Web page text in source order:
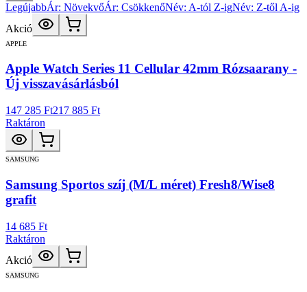
LegújabbÁr: NövekvőÁr: CsökkenőNév: A-tól Z-igNév: Z-től A-ig
Akció
APPLE
Apple Watch Series 11 Cellular 42mm Rózsaarany -
Új visszavásárlásból
147 285 Ft217 885 Ft
Raktáron
SAMSUNG
Samsung Sportos szíj (M/L méret) Fresh8/Wise8
grafit
14 685 Ft
Raktáron
Akció
SAMSUNG